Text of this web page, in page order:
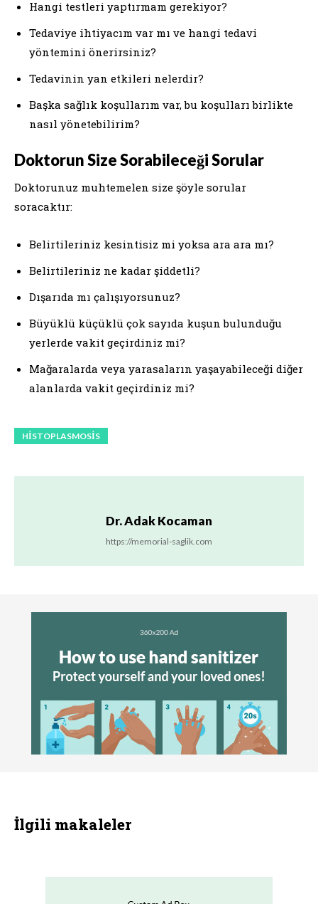
Hangi testleri yaptırmam gerekiyor?
Tedaviye ihtiyacım var mı ve hangi tedavi
yöntemini önerirsiniz?
Tedavinin yan etkileri nelerdir?
Başka sağlık koşullarım var, bu koşulları birlikte
nasıl yönetebilirim?
Doktorun Size Sorabileceği Sorular
Doktorunuz muhtemelen size şöyle sorular
soracaktır:
Belirtileriniz kesintisiz mi yoksa ara ara mı?
Belirtileriniz ne kadar şiddetli?
Dışarıda mı çalışıyorsunuz?
Büyüklü küçüklü çok sayıda kuşun bulunduğu
yerlerde vakit geçirdiniz mi?
Mağaralarda veya yarasaların yaşayabileceği diğer
alanlarda vakit geçirdiniz mi?
HISTOPLASMOSIS
Dr. Adak Kocaman
https://memorial-saglik.com
İlgili makaleler